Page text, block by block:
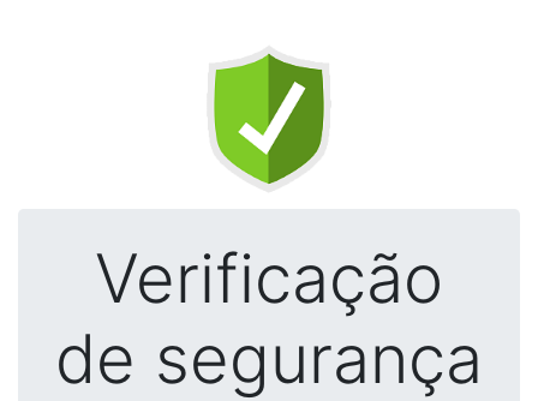
Verificação
de segurança